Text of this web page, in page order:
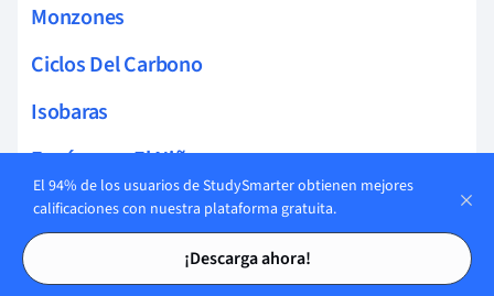
Tarjetas de estudio
Tarjetas de estudio
Monzones
Ciclos Del Carbono
Isobaras
Fenómeno El Niño
Termosfera
El 94% de los usuarios de StudySmarter obtienen mejores
calificaciones con nuestra plataforma gratuita.
¡Descarga ahora!